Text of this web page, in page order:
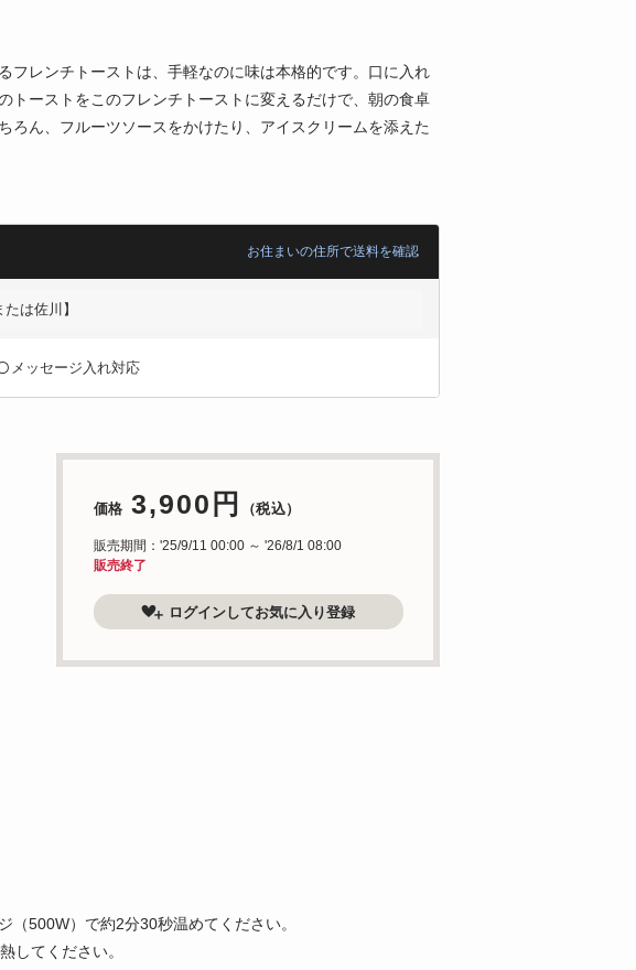
フレンチトーストは、手軽なのに味は本格的です。口に入れ
トーストをこのフレンチトーストに変えるだけで、朝の食卓
ん、フルーツソースをかけたり、アイスクリームを添えた
お住まいの住所で送料を確認
は佐川】
メッセージ入れ対応
価格 3,900円 （税込）
販売期間：'25/9/11 00:00 ～ '26/8/1 08:00
販売終了
ログインしてお気に入り登録
500W）で約2分30秒温めてください。
してください。